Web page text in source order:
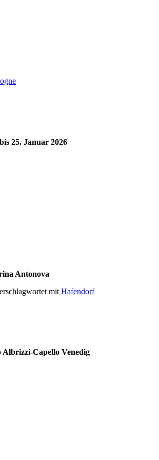
25. Januar 2026
Antonova
mit Hafendorf
Albrizzi-Capello Venedig